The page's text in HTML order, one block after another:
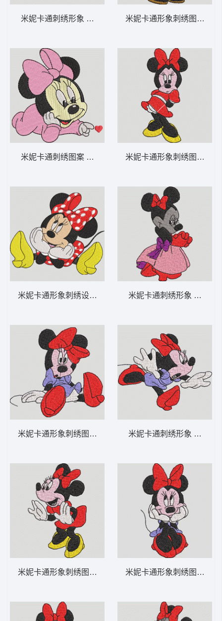
米妮卡通刺绣形象 米妮 23-DST格式
米妮卡通刺绣图案 米妮 宝宝-DST格式
米妮卡通形象刺绣设计 米妮 22-DST格式
米妮卡通形象刺绣图 米妮 21-DST格式
米妮卡通形象刺绣图案 米妮 20-DST格式
米妮卡通形象刺绣图案 米
米妮卡通形象刺绣图案 米
米妮卡通刺绣形象 米妮 7-
米妮卡通刺绣形象 米妮 6-
米妮卡通形象刺绣图案 米